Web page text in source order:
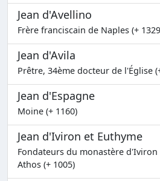
Jean d'Avellino
Frère franciscain de Naples (+
Jean d'Avila
Prêtre, 34ème docteur de l'Église
Jean d'Espagne
Moine (+ 1160)
Jean d'Iviron et Euthyme
Fondateurs du monastère
Athos (+ 1005)